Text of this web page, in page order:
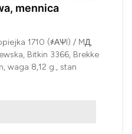
mennica
1710 (҂АѰI) / MД,
Bitkin 3366, Brekke
waga 8,12 g., stan